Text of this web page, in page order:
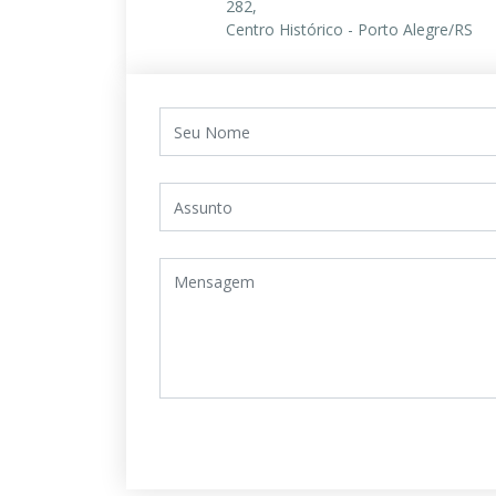
282,
Centro Histórico - Porto Alegre/RS